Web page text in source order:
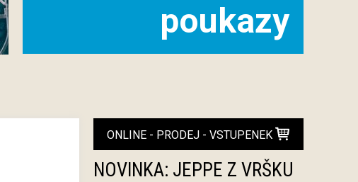
poukazy
ONLINE - PRODEJ - VSTUPENEK
NOVINKA: JEPPE Z VRŠKU